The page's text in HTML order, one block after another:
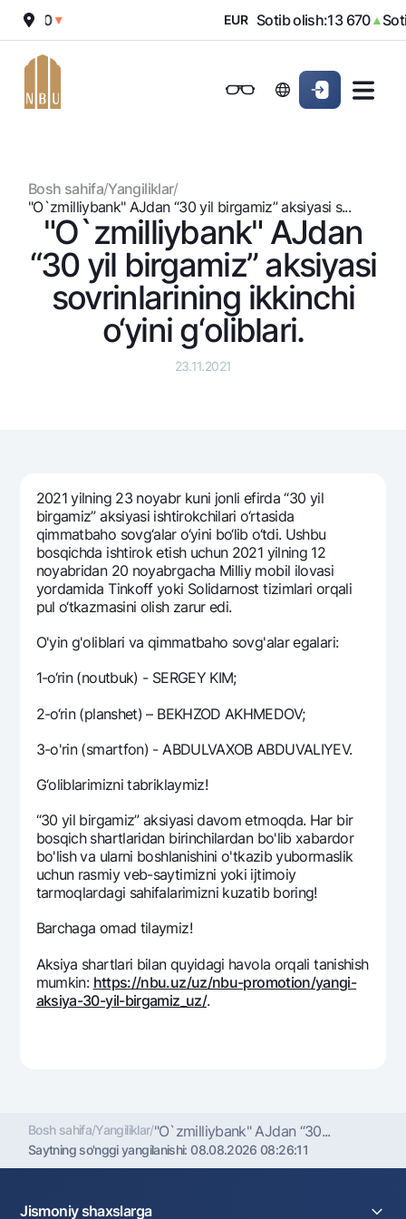
Shaxsiy kabinet
Jismoniy shaxslarga
Kreditlar
Ipoteka
Avtokredit
Mikroqarz
Omonatlar
Hamma uchun
Oltin omonat
NBU’dan oltin quymalar
Kumush omonat
Visa FIFA
Mastercard
Ish haqi
Garmin pay
Aksiyalar
Milliy mobil ilovasi
Ko'p beriladigan savollar
Sayt bo‘yicha qidiring
Qidirish
Foydali havolalar
Ofis va bankomatlar
Shaxsiy ma'lumotlarni qayta ishlashga rozilik berish
Bizni ijtimoiy tarmoqlarda kuzatib boring
+998 78 148-00-101344
12 000 ▼ EUR Sotib olish:13 670▲
Ovozni yoqishShaxsiy kabinet
Bosh sahifa/Yangiliklar/
"O`zmilliybank" AJdan “30 yil birgamiz” aksiyasi s...
"O`zmilliybank" AJdan
“30 yil birgamiz” aksiyasi
sovrinlarining ikkinchi
o‘yini g‘oliblari.
23.11.2021
2021 yilning 23 noyabr kuni jonli efirda “30 yil
birgamiz” aksiyasi ishtirokchilari o‘rtasida
qimmatbaho sovg‘alar o‘yini bo‘lib o‘tdi. Ushbu
bosqichda ishtirok etish uchun 2021 yilning 12
noyabridan 20 noyabrgacha Milliy mobil ilovasi
yordamida Tinkoff yoki Solidarnost tizimlari orqali
pul o‘tkazmasini olish zarur edi.
O'yin g'oliblari va qimmatbaho sovg'alar egalari:
1-o‘rin (noutbuk) - SERGEY KIM;
2-o‘rin (planshet) – BEKHZOD AKHMEDOV;
3-o'rin (smartfon) - ABDULVAXOB ABDUVALIYEV.
G‘oliblarimizni tabriklaymiz!
“30 yil birgamiz” aksiyasi davom etmoqda. Har bir
bosqich shartlaridan birinchilardan bo'lib xabardor
bo'lish va ularni boshlanishini o'tkazib yubormaslik
uchun rasmiy veb-saytimizni yoki ijtimoiy
tarmoqlardagi sahifalarimizni kuzatib boring!
Barchaga omad tilaymiz!
Aksiya shartlari bilan quyidagi havola orqali tanishish
mumkin: https://nbu.uz/uz/nbu-promotion/yangi-
aksiya-30-yil-birgamiz_uz/.
Bosh sahifa/Yangiliklar/"O`zmilliybank" AJdan “30...
Saytning so'nggi yangilanishi:08.08.2026 08:26:11
Jismoniy shaxslarga